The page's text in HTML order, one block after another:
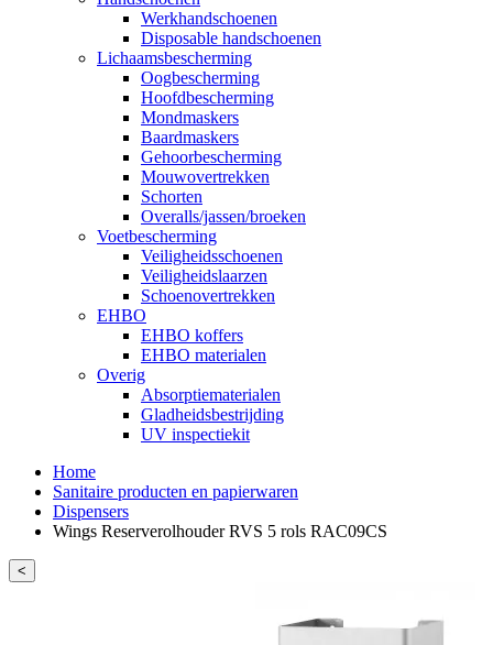
Werkhandschoenen
Disposable handschoenen
Lichaamsbescherming
Oogbescherming
Hoofdbescherming
Mondmaskers
Baardmaskers
Gehoorbescherming
Mouwovertrekken
Schorten
Overalls/jassen/broeken
Voetbescherming
Veiligheidsschoenen
Veiligheidslaarzen
Schoenovertrekken
EHBO
EHBO koffers
EHBO materialen
Overig
Absorptiematerialen
Gladheidsbestrijding
UV inspectiekit
Home
Sanitaire producten en papierwaren
Dispensers
Wings Reserverolhouder RVS 5 rols RAC09CS
<